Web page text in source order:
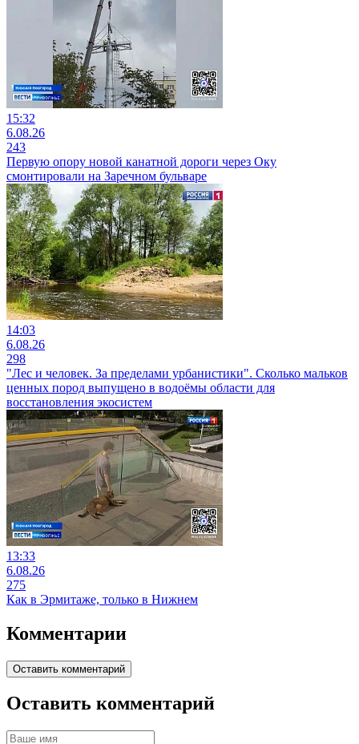
15:32
6.08.26
243
Первую опору новой канатной дороги через Оку
смонтировали на Заречном бульваре
14:03
6.08.26
298
"Лес и человек. За пределами урбанистики". Сколько мальков
ценных пород выпущено в водоёмы области для
восстановления экосистем
13:33
6.08.26
275
Как в Эрмитаже, только в Нижнем
Комментарии
Оставить комментарий
Оставить комментарий